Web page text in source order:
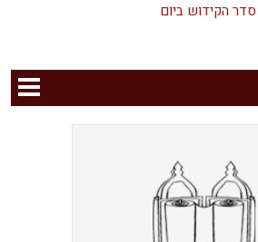
סדר הקידוש ביום